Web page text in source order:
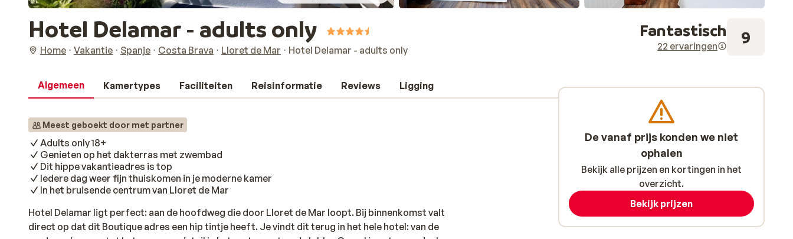
Hotel Delamar - adults only
Home Vakantie Spanje Costa Brava Lloret de Mar Hotel Delamar - adults only
Fantastisch
22 ervaringen 9
Algemeen Kamertypes Faciliteiten Reisinformatie Reviews Ligging
Meest geboekt door met partner
Adults only 18+
Genieten op het dakterras met zwembad
Dit hippe vakantieadres is top
Iedere dag weer fijn thuiskomen in je moderne kamer
In het bruisende centrum van Lloret de Mar
Hotel Delamar ligt perfect: aan de hoofdweg die door Lloret de Mar loopt. Bij binnenkomst valt
direct op dat dit Boutique adres een hip tintje heeft. Je vindt dit terug in het hele hotel: van de
De vanaf prijs konden we niet
ophalen
Bekijk alle prijzen en kortingen in het
overzicht.
Bekijk prijzen